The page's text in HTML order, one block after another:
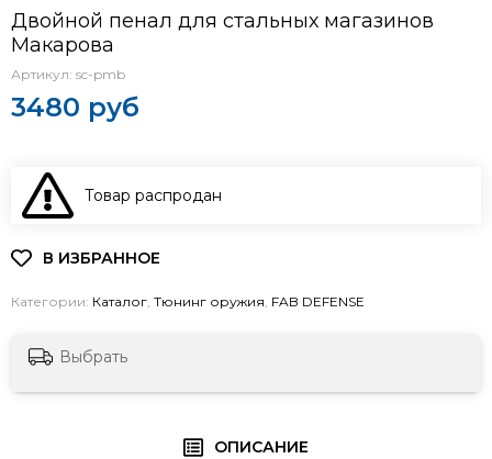
Двойной пенал для стальных магазинов
Макарова
Артикул: sc-pmb
3480 руб
Товар распродан
Категории: Каталог, Тюнинг оружия, FAB DEFENSE
Выбрать
ОПИСАНИЕ